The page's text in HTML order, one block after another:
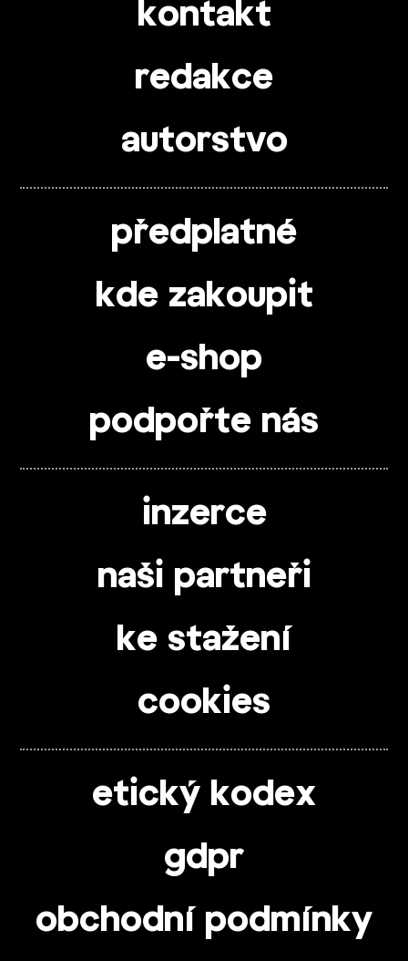
kontakt
redakce
autorstvo
předplatné
kde zakoupit
e-shop
podpořte nás
inzerce
naši partneři
ke stažení
cookies
etický kodex
gdpr
obchodní podmínky